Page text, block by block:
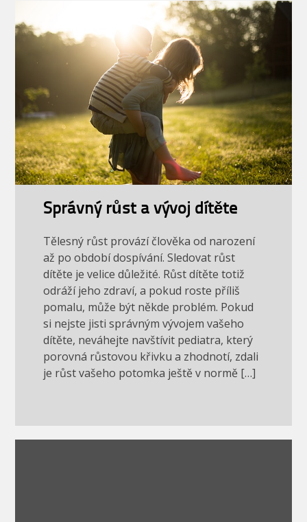
Správný růst a vývoj dítěte
Tělesný růst provází člověka od narození
až po období dospívání. Sledovat růst
dítěte je velice důležité. Růst dítěte totiž
odráží jeho zdraví, a pokud roste příliš
pomalu, může být někde problém. Pokud
si nejste jisti správným vývojem vašeho
dítěte, neváhejte navštívit pediatra, který
porovná růstovou křivku a zhodnotí, zdali
je růst vašeho potomka ještě v normě […]